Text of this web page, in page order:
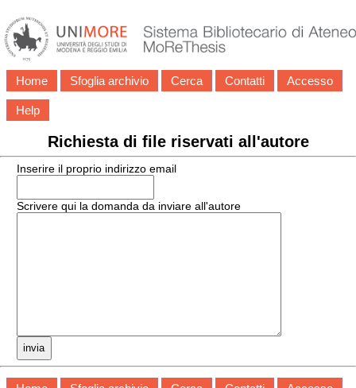
Home Sfoglia archivio Cerca Contatti Accesso
Help
Richiesta di file riservati all'autore
Inserire il proprio indirizzo email
Scrivere qui la domanda da inviare all'autore